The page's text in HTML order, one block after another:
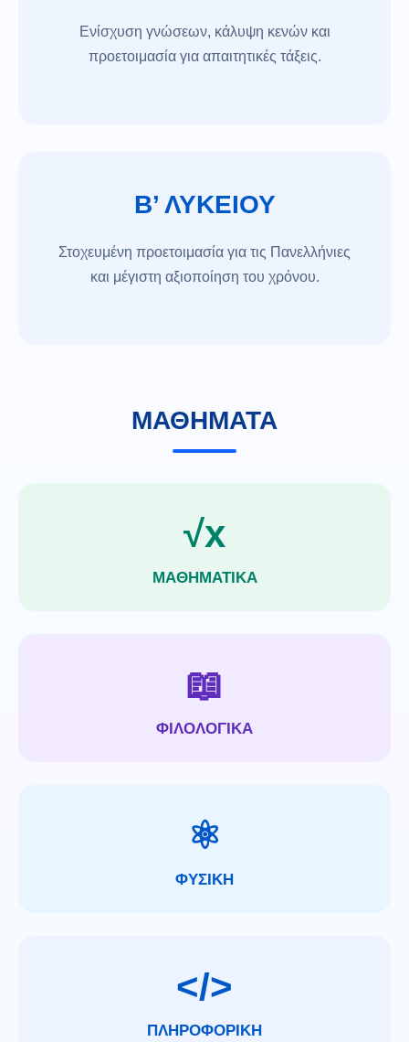
Ενίσχυση γνώσεων, κάλυψη κενών και
προετοιμασία για απαιτητικές τάξεις.
Β’ ΛΥΚΕΙΟΥ
Στοχευμένη προετοιμασία για τις Πανελλήνιες
και μέγιστη αξιοποίηση του χρόνου.
ΜΑΘΗΜΑΤΑ
√x
ΜΑΘΗΜΑΤΙΚΑ
📖
ΦΙΛΟΛΟΓΙΚΑ
⚛
ΦΥΣΙΚΗ
</>
ΠΛΗΡΟΦΟΡΙΚΗ